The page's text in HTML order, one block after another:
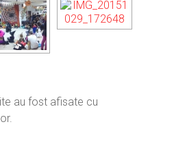
au fost afisate cu